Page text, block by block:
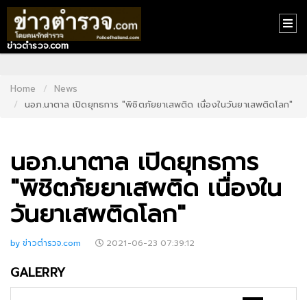
HOME
CONTACT
US
US
RECOMMEND
NEWS
LOGIN
REGISTER
ข่าวตำรวจ.com
Home
News
นอภ.นาตาล เปิดยุทธการ "พิชิตภัยยาเสพติด เนื่องในวันยาเสพติดโลก"
นอภ.นาตาล เปิดยุทธการ
"พิชิตภัยยาเสพติด เนื่องใน
วันยาเสพติดโลก"
by ข่าวตำรวจ.com 2021-06-23 07:39:12
GALERRY